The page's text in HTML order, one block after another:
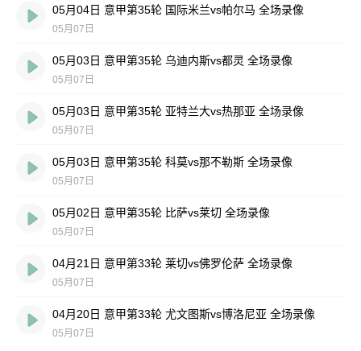
05月04日 意甲第35轮 国际米兰vs帕尔马 全场录像
05月07日
05月03日 意甲第35轮 乌迪内斯vs都灵 全场录像
05月07日
05月03日 意甲第35轮 亚特兰大vs热那亚 全场录像
05月07日
05月03日 意甲第35轮 科莫vs那不勒斯 全场录像
05月07日
05月02日 意甲第35轮 比萨vs莱切 全场录像
05月07日
04月21日 意甲第33轮 莱切vs佛罗伦萨 全场录像
05月07日
04月20日 意甲第33轮 尤文图斯vs博洛尼亚 全场录像
05月07日